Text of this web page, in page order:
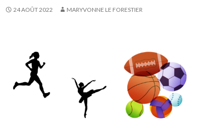
24 AOÛT 2022 MARYVONNE LE FORESTIER